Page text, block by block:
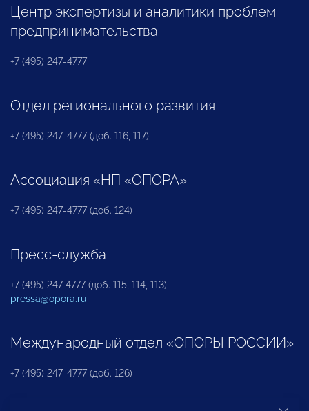
Центр экспертизы и аналитики проблем
предпринимательства
+7 (495) 247-4777
Отдел регионального развития
+7 (495) 247-4777 (доб. 116, 117)
Ассоциация «НП «ОПОРА»
+7 (495) 247-4777 (доб. 124)
Пресс-служба
+7 (495) 247 4777 (доб. 115, 114, 113)
pressa@opora.ru
Международный отдел «ОПОРЫ РОССИИ»
+7 (495) 247-4777 (доб. 126)